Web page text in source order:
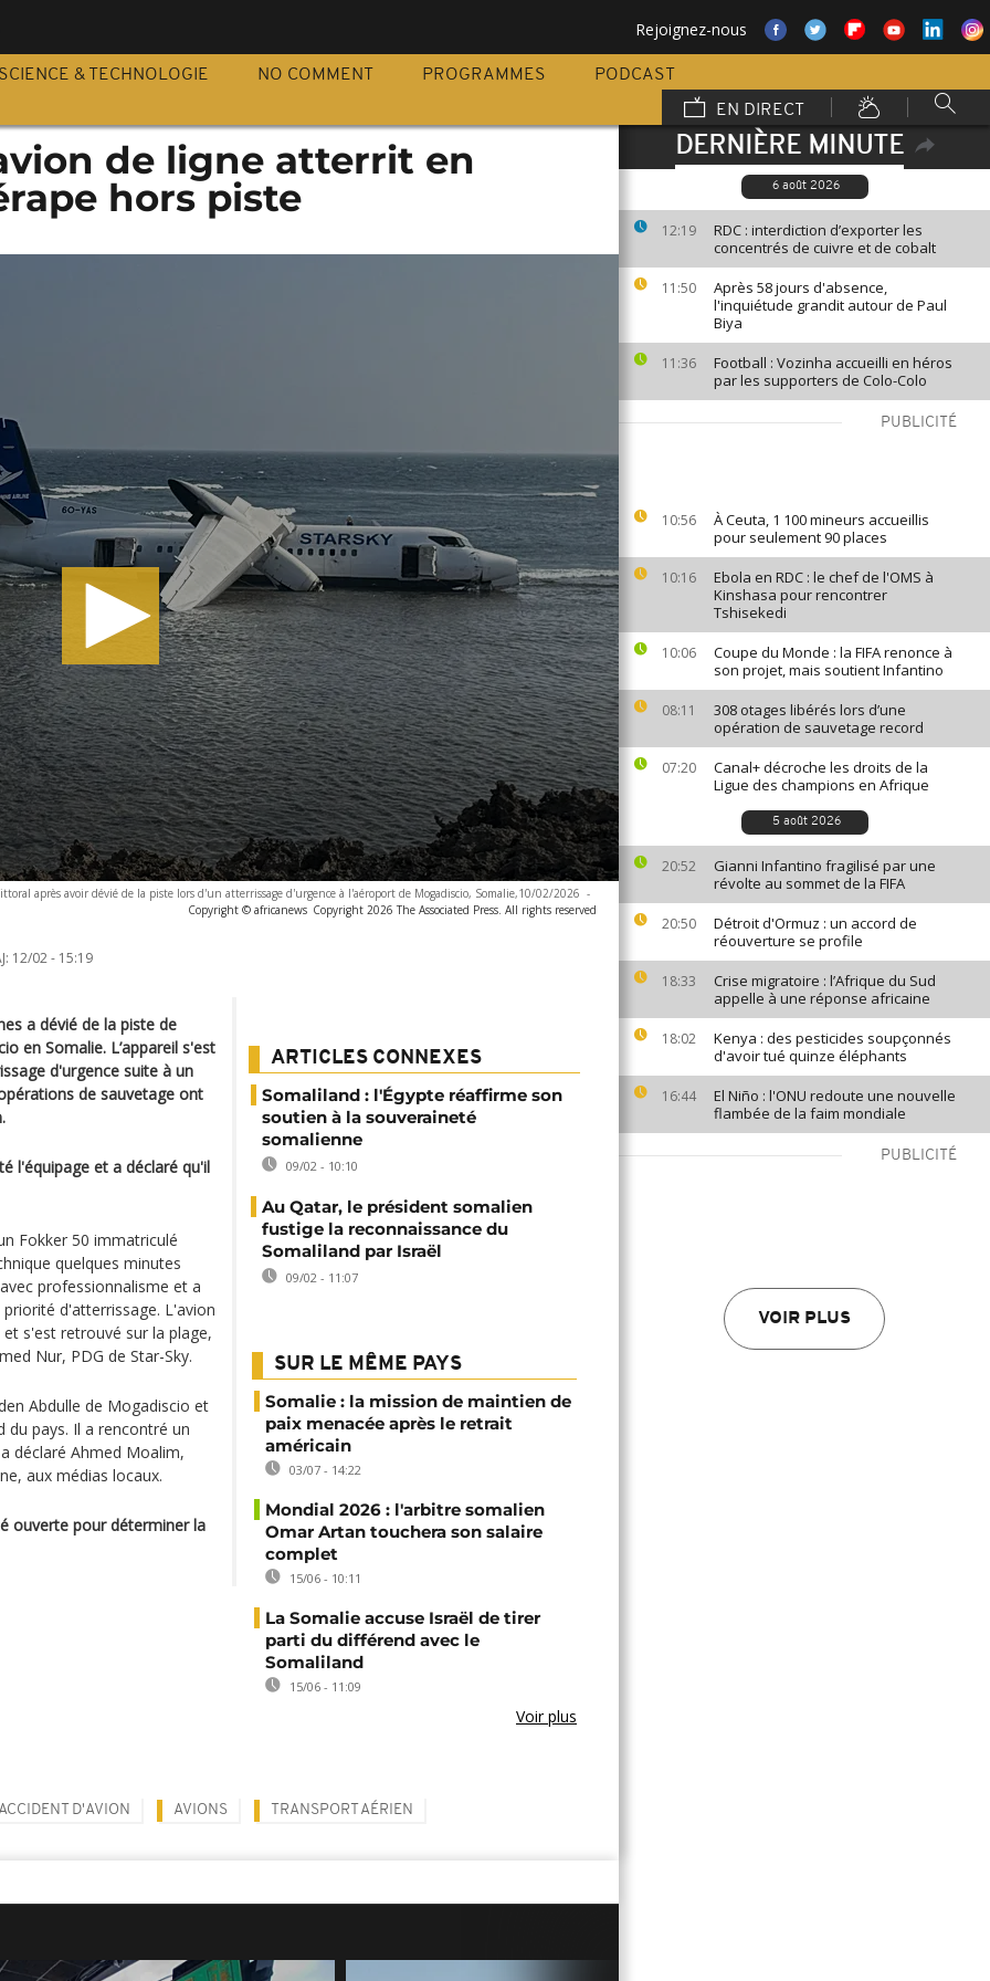
Rejoignez-nous
SCIENCE & TECHNOLOGIE NO COMMENT PROGRAMMES
PODCAST
EN DIRECT
DERNIÈRE MINUTE
6 août 2026
12:19
RDC : interdiction d’exporter les
concentrés de cuivre et de cobalt
11:50
Après 58 jours d'absence,
l'inquiétude grandit autour de Paul
Biya
11:36
Football : Vozinha accueilli en héros
par les supporters de Colo-Colo
PUBLICITÉ
10:56
À Ceuta, 1 100 mineurs accueillis
pour seulement 90 places
10:16
Ebola en RDC : le chef de l'OMS à
Kinshasa pour rencontrer
Tshisekedi
10:06
Coupe du Monde : la FIFA renonce à
son projet, mais soutient Infantino
08:11
308 otages libérés lors d’une
opération de sauvetage record
07:20
Canal+ décroche les droits de la
Ligue des champions en Afrique
5 août 2026
20:52
Gianni Infantino fragilisé par une
révolte au sommet de la FIFA
20:50
Détroit d'Ormuz : un accord de
réouverture se profile
18:33
Crise migratoire : l’Afrique du Sud
appelle à une réponse africaine
18:02
Kenya : des pesticides soupçonnés
d'avoir tué quinze éléphants
16:44
El Niño : l'ONU redoute une nouvelle
flambée de la faim mondiale
PUBLICITÉ
VOIR PLUS
de ligne atterrit en
hors piste
après avoir dévié de la piste lors d'un atterrissage d'urgence à l'aéroport de Mogadiscio, Somalie,10/02/2026 -
Copyright © africanews Copyright 2026 The Associated Press. All rights reserved
12/02 - 15:19
a dévié de la piste de
en Somalie. L’appareil s'est
d'urgence suite à un
de sauvetage ont
l'équipage et a déclaré qu'il
Fokker 50 immatriculé
quelques minutes
professionnalisme et a
d'atterrissage. L'avion
s'est retrouvé sur la plage,
Nur, PDG de Star-Sky.
Abdulle de Mogadiscio et
du pays. Il a rencontré un
déclaré Ahmed Moalim,
aux médias locaux.
ouverte pour déterminer la
ARTICLES CONNEXES
Somaliland : l'Égypte réaffirme son
soutien à la souveraineté
somalienne
09/02 - 10:10
Au Qatar, le président somalien
fustige la reconnaissance du
Somaliland par Israël
09/02 - 11:07
SUR LE MÊME PAYS
Somalie : la mission de maintien de
paix menacée après le retrait
américain
03/07 - 14:22
Mondial 2026 : l'arbitre somalien
Omar Artan touchera son salaire
complet
15/06 - 10:11
La Somalie accuse Israël de tirer
parti du différend avec le
Somaliland
15/06 - 11:09
Voir plus
ACCIDENT D'AVION AVIONS TRANSPORT AÉRIEN